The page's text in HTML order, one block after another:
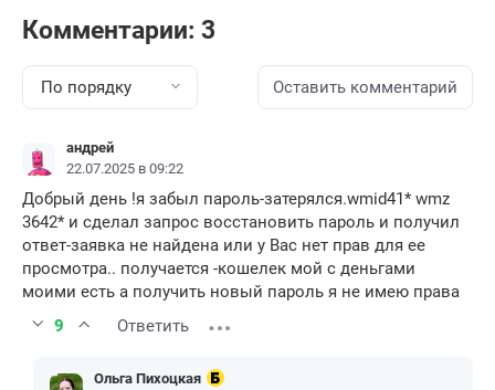
Комментарии: 3
По порядку Оставить комментарий
андрей
22.07.2025 в 09:22
Добрый день !я забыл пароль-затерялся.wmid41* wmz
3642* и сделал запрос восстановить пароль и получил
ответ-заявка не найдена или у Вас нет прав для ее
просмотра.. получается -кошелек мой с деньгами
моими есть а получить новый пароль я не имею права
9
Ответить
Ольга Пихоцкая